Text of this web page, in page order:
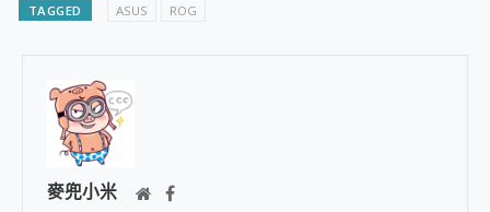
TAGGED ASUS ROG
麥兜小米